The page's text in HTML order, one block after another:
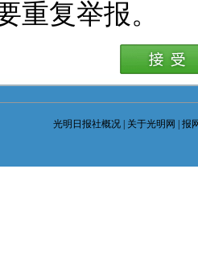
重复举报。
光明日报社概况 关于光明网 报